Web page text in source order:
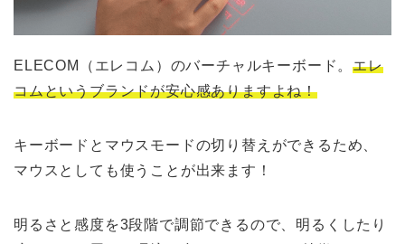
ELECOM（エレコム）のバーチャルキーボード。エレ
コムというブランドが安心感ありますよね！
キーボードとマウスモードの切り替えができるため、
マウスとしても使うことが出来ます！
明るさと感度を3段階で調節できるので、明るくしたり